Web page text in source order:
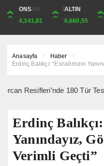
DOLAR
47,6787
EURO
55,1254
ONS
4,341,81
ALTIN
6,660,55
Anasayfa
Haber
Erdinç Balıkçı: “Esnafımızın
180 Tür Tespit
Erdinç Balıkçı:
Yanındayız,
Verimli Geçti”